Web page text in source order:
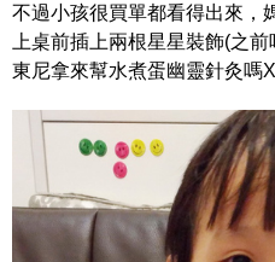
不過小孩很買單都看得出來，
上桌前插上兩根星星裝飾(之
東尼拿來幫水煮蛋幽靈針灸嗎